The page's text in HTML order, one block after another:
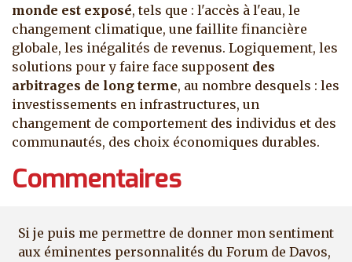
monde est exposé, tels que : l'accès à l'eau, le
changement climatique, une faillite financière
globale, les inégalités de revenus. Logiquement, les
solutions pour y faire face supposent des
arbitrages de long terme, au nombre desquels : les
investissements en infrastructures, un
changement de comportement des individus et des
communautés, des choix économiques durables.
Commentaires
Si je puis me permettre de donner mon sentiment
aux éminentes personnalités du Forum de Davos,